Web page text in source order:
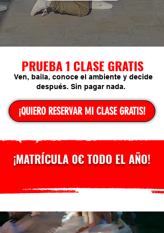
PRUEBA 1 CLASE GRATIS
Ven, baila, conoce el ambiente y decide
después. Sin pagar nada.
¡QUIERO RESERVAR MI CLASE GRATIS!
¡MATRÍCULA 0€ TODO EL AÑO!